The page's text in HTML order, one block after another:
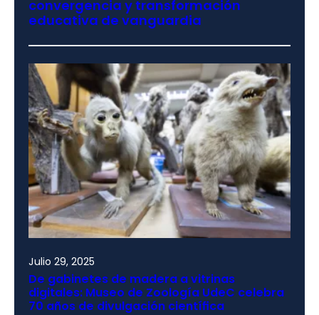
convergencia y transformación
educativa de vanguardia
Julio 29, 2025
De gabinetes de madera a vitrinas
digitales: Museo de Zoología UdeC celebra
70 años de divulgación científica